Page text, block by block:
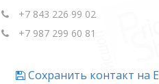
+7 843 226 99 02
+7 987 299 60 81
Сохранить контакт на